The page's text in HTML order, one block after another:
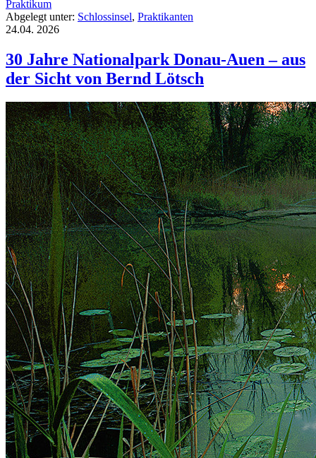
Praktikum
Abgelegt unter: Schlossinsel, Praktikanten
24.04. 2026
30 Jahre Nationalpark Donau-Auen – aus
der Sicht von Bernd Lötsch